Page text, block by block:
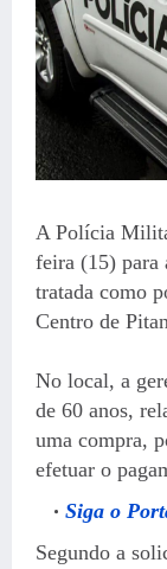
A Polícia
feira (15) para
tratada como
Centro de
No local, a
de 60 anos,
uma compra,
efetuar o
Siga o
Segundo a